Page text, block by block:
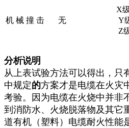
机 械 撞 击 无
X
Y
Z
分析说明
从上表试验方法可以得出，只
中规定的方案才是电缆在火灾
考验。因为电缆在火烧中并非
到消防水、火烧脱落物及其它
道有机（塑料）电缆耐火性能